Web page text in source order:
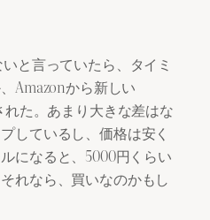
と言っていたら、タイミ
Amazonから新しい
た。あまり大きな差はな
しているし、価格は安く
になると、5000円くらい
れなら、買いなのかもし